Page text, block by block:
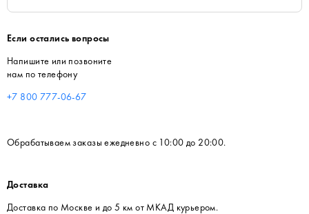
Если остались вопросы
Напишите или позвоните
нам по телефону
+7 800 777-06-67
Обрабатываем заказы ежедневно с 10:00 до 20:00.
Доставка
Доставка по Москве и до 5 км от МКАД курьером.